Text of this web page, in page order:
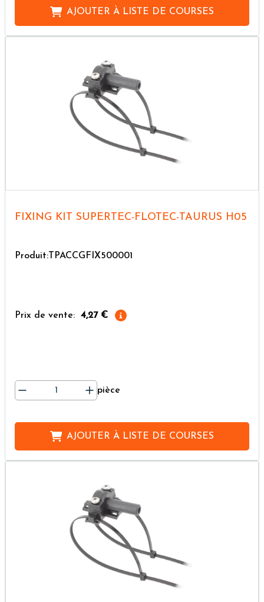
AJOUTER À LISTE DE COURSES
FIXING KIT SUPERTEC-FLOTEC-TAURUS H05
Produit:TPACCGFIX500001
Prix de vente: 4,27 €
pièce
AJOUTER À LISTE DE COURSES